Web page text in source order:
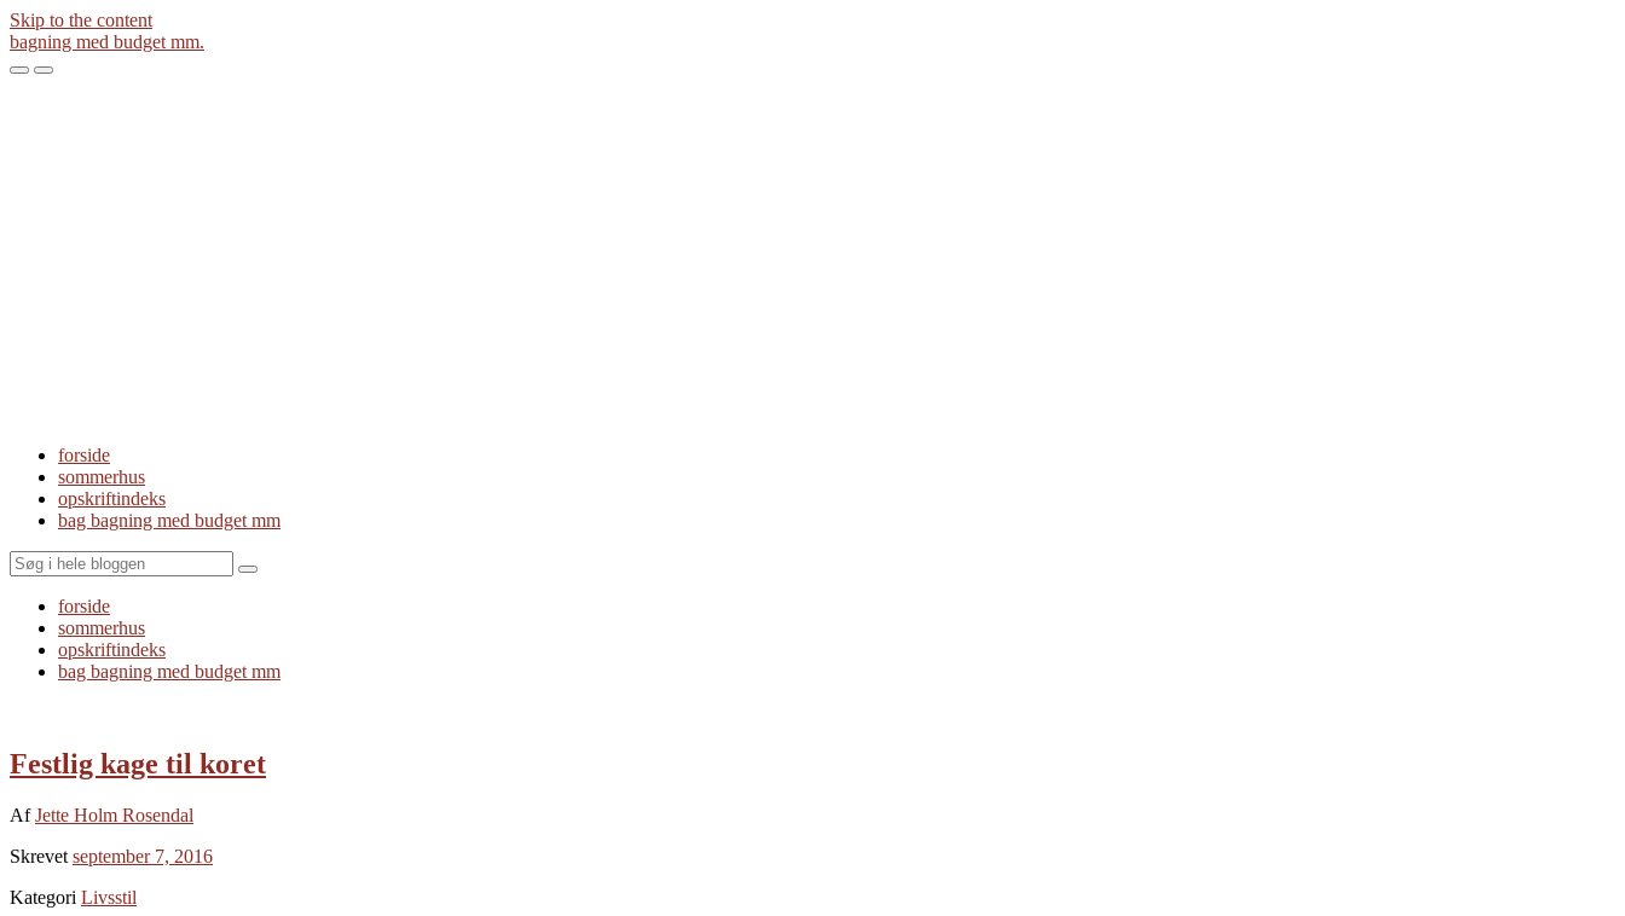
Skip to the content
bagning med budget mm.
ToggleToggle
forside
sommerhus
opskriftindeks
bag bagning med budget mm
Search
forside
sommerhus
opskriftindeks
bag bagning med budget mm
Festlig kage til koret
AfJette Holm Rosendal
Skrevet september 7, 2016
Kategori Livsstil